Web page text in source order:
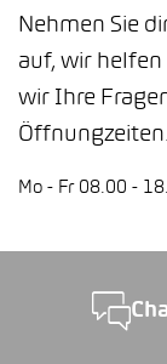
Nehmen Sie
auf, wir
wir Ihre
Öffnungzeiten.
Mo - Fr 08.00 -